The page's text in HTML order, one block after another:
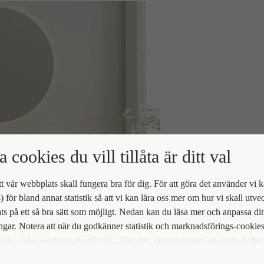
cookies du vill tillåta är ditt val
vår webbplats skall fungera bra för dig. För att göra det använder vi
för bland annat statistik så att vi kan lära oss mer om hur vi skall
på ett så bra sätt som möjligt. Nedan kan du läsa mer och anpassa
Notera att när du godkänner statistik och marknadsförings-cookies
data överföras utanför EU. Hur den informationen används av